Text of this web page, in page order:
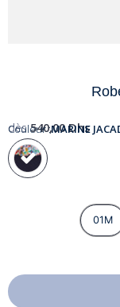
dès 540,00Dhs
Couleur :MARINE
01M